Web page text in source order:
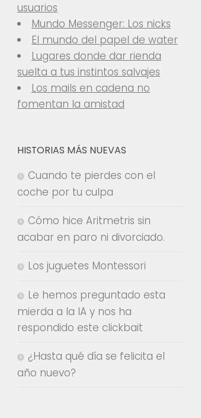
usuarios
Mundo Messenger: Los nicks
El mundo del papel de water
Lugares donde dar rienda
suelta a tus instintos salvajes
Los mails en cadena no
fomentan la amistad
HISTORIAS MÁS NUEVAS
Cuando te pierdes con el
coche por tu culpa
Cómo hice Aritmetris sin
acabar en paro ni divorciado.
Los juguetes Montessori
Le hemos preguntado esta
mierda a la IA y nos ha
respondido este clickbait
¿Hasta qué día se felicita el
año nuevo?